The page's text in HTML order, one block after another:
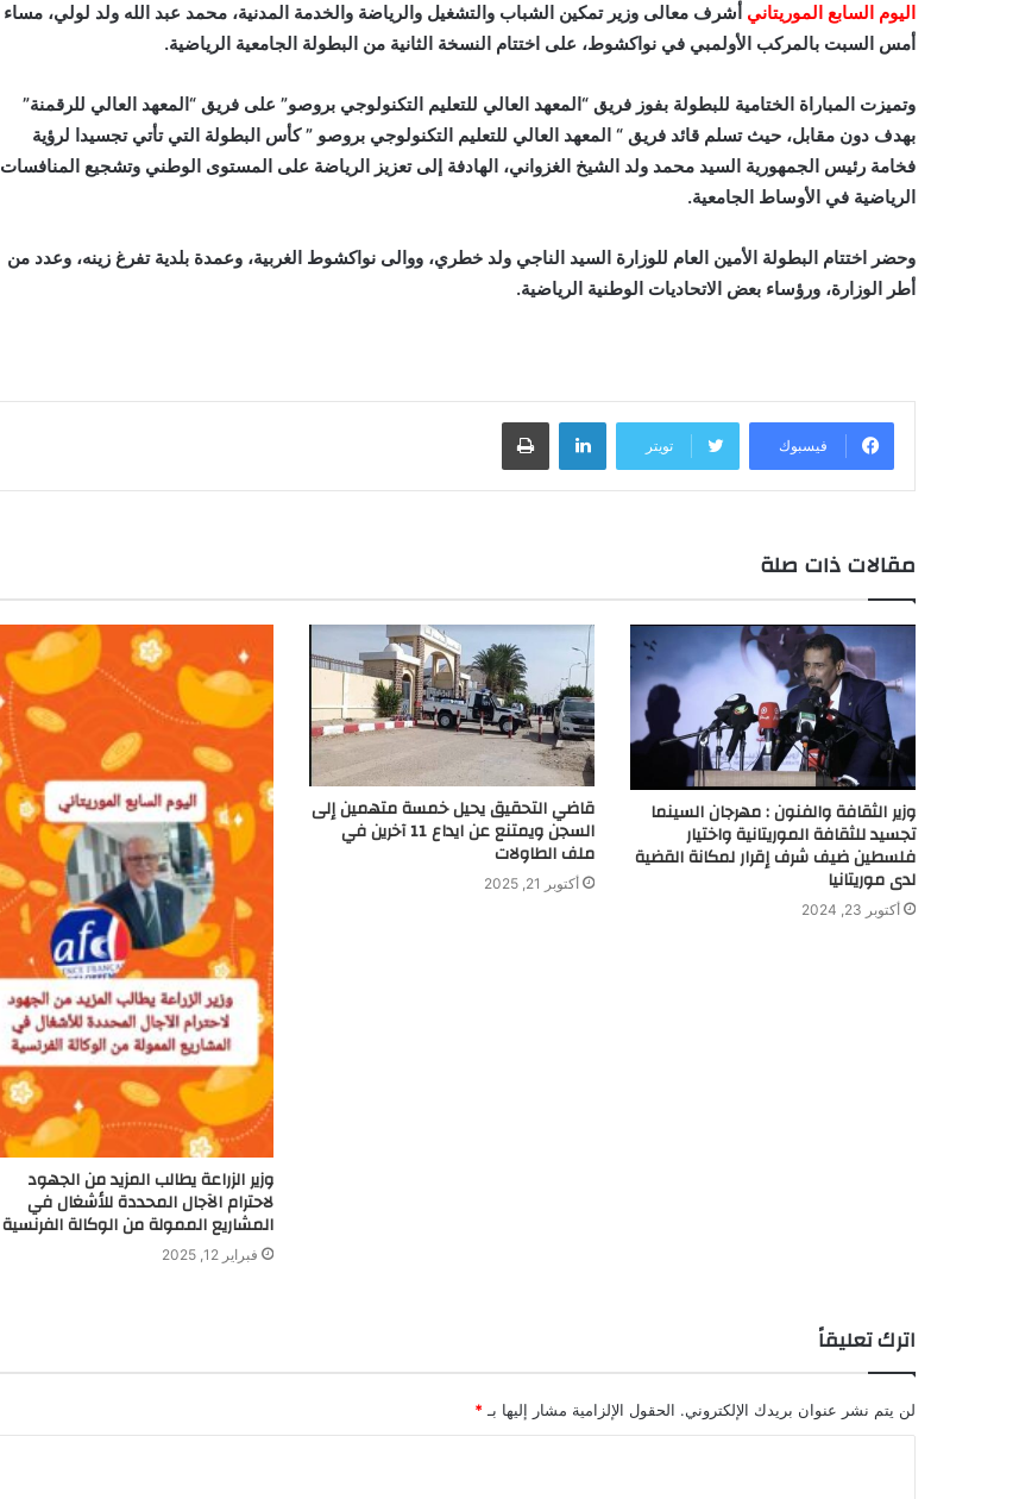
اليوم السابع الموريتاني أشرف معالى وزير تمكين الشباب والتشغيل والرياضة والخدمة المدنية، محمد عبد الله ولد لولي، مساء
أمس السبت بالمركب الأولمبي في نواكشوط، على اختتام النسخة الثانية من البطولة الجامعية الرياضية.
وتميزت المباراة الختامية للبطولة بفوز فريق “المعهد العالي للتعليم التكنولوجي بروصو” على فريق “المعهد العالي للرقمنة”
بهدف دون مقابل، حيث تسلم قائد فريق “ المعهد العالي للتعليم التكنولوجي بروصو ” كأس البطولة التي تأتي تجسيدا لرؤية
فخامة رئيس الجمهورية السيد محمد ولد الشيخ الغزواني، الهادفة إلى تعزيز الرياضة على المستوى الوطني وتشجيع المنافسات
الرياضية في الأوساط الجامعية.
وحضر اختتام البطولة الأمين العام للوزارة السيد الناجي ولد خطري، ووالى نواكشوط الغربية، وعمدة بلدية تفرغ زينه، وعدد من
أطر الوزارة، ورؤساء بعض الاتحاديات الوطنية الرياضية.
فيسبوك تويتر
لينكدإن
مقالات ذات صلة
وزير الثقافة والفنون : مهرجان السينما
تجسيد للثقافة الموريتانية واختيار
فلسطين ضيف شرف إقرار لمكانة القضية
لدى موريتانيا
أكتوبر 23, 2024
قاضي التحقيق يحيل خمسة متهمين إلى
السجن ويمتنع عن ايداع 11 آخرين في
ملف الطاولات
أكتوبر 21, 2025
وزير الزراعة يطالب المزيد من الجهود
لاحترام الآجال المحددة للأشغال في
المشاريع الممولة من الوكالة الفرنسية
فبراير 12, 2025
اترك تعليقاً
لن يتم نشر عنوان بريدك الإلكتروني. الحقول الإلزامية مشار إليها بـ *